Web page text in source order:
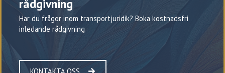
rådgivning
Har du frågor inom transportjuridik? Boka kostnadsfri
inledande rådgivning